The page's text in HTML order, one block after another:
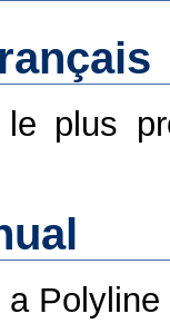
plus
Polyline